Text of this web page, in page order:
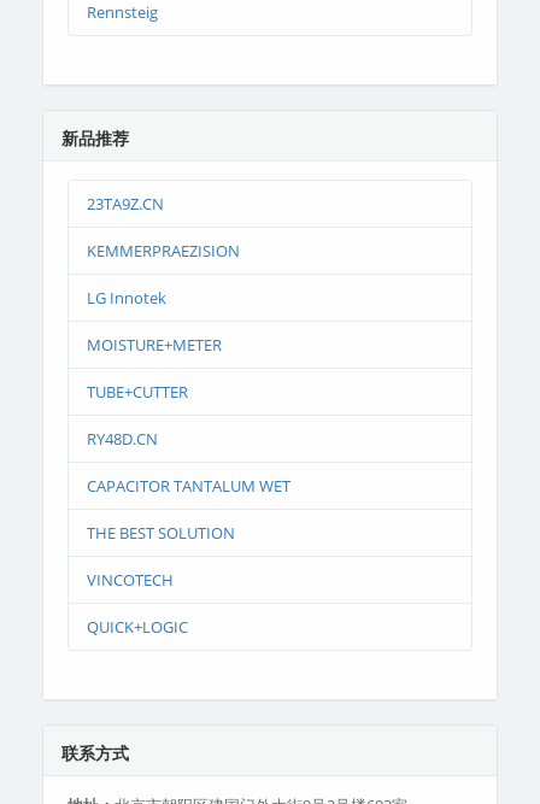
Rennsteig
新品推荐
23TA9Z.CN
KEMMERPRAEZISION
LG Innotek
MOISTURE+METER
TUBE+CUTTER
RY48D.CN
CAPACITOR TANTALUM WET
THE BEST SOLUTION
VINCOTECH
QUICK+LOGIC
联系方式